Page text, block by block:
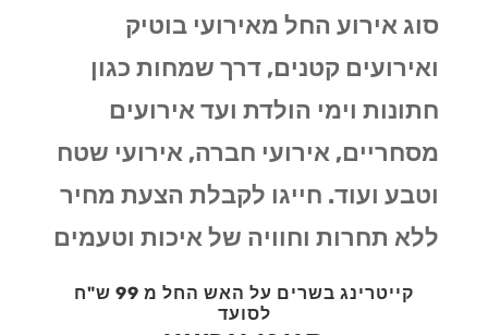
סוג אירוע החל מאירועי בוטיק
ואירועים קטנים, דרך שמחות כגון
חתונות וימי הולדת ועד אירועים
מסחריים, אירועי חברה, אירועי שטח
וטבע ועוד. חייגו לקבלת הצעת מחיר
ללא תחרות וחוויה של איכות וטעמים
קייטרינג בשרים על האש החל מ 99 ש"ח
לסועד